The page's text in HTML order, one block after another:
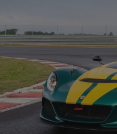
Automerken
Adverteren
Contact
MotorRAI.nl